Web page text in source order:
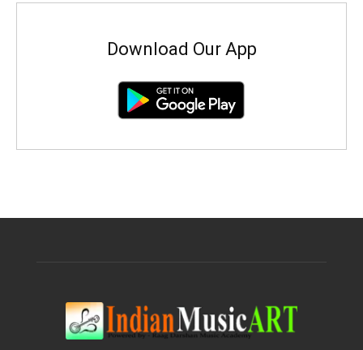
Download Our App